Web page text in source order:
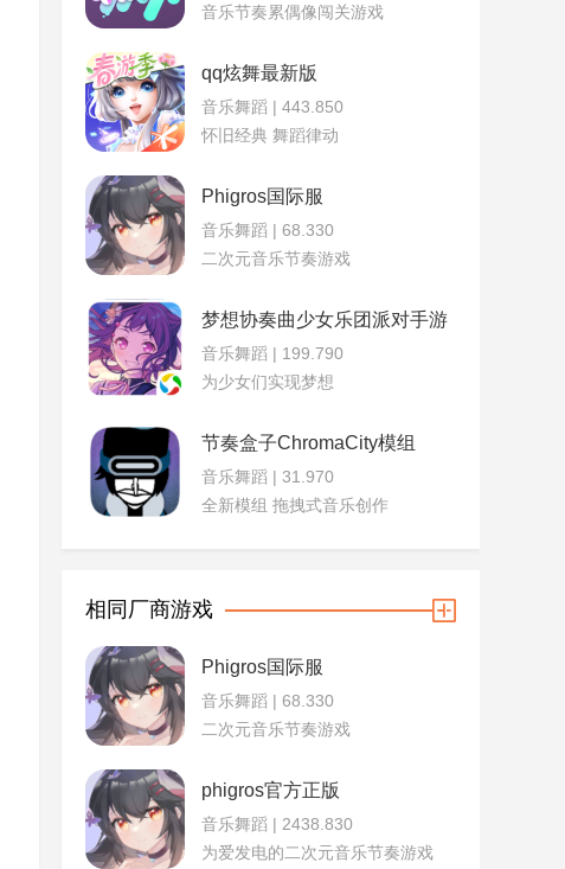
音乐节奏累偶像闯关游戏
qq炫舞最新版
音乐舞蹈 | 443.850
怀旧经典 舞蹈律动
Phigros国际服
音乐舞蹈 | 68.330
二次元音乐节奏游戏
梦想协奏曲少女乐团派对手游
音乐舞蹈 | 199.790
为少女们实现梦想
节奏盒子ChromaCity模组
音乐舞蹈 | 31.970
全新模组 拖拽式音乐创作
相同厂商游戏
Phigros国际服
音乐舞蹈 | 68.330
二次元音乐节奏游戏
phigros官方正版
音乐舞蹈 | 2438.830
为爱发电的二次元音乐节奏游戏